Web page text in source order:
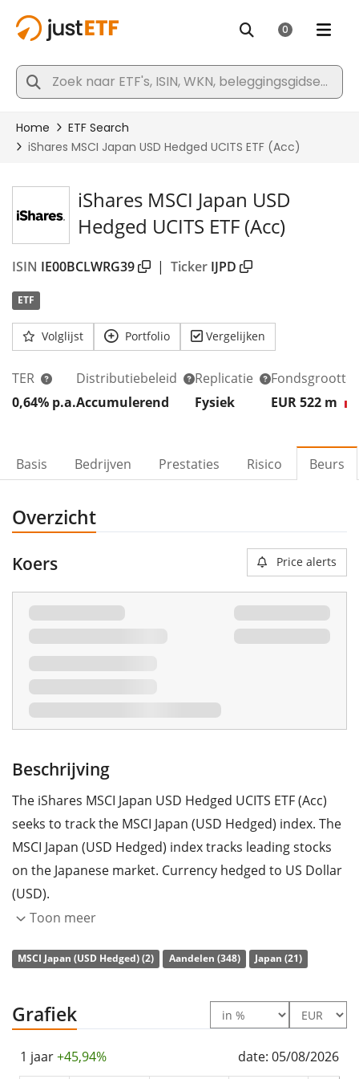
iShares MSCI Japan USD
Hedged UCITS ETF (Acc)
ISIN IE00BCLWRG39 | Ticker IJPD
ETF
Volglijst Portfolio Vergelijken
TER
0,64% p.a.
Distributiebeleid
Accumulerend
Replicatie
Fysiek
Fondsgrootte
EUR 522 m
Basis Bedrijven Prestaties Risico Beurs
Overzicht
Koers Price alerts
Beschrijving
The iShares MSCI Japan USD Hedged UCITS ETF (Acc)
seeks to track the MSCI Japan (USD Hedged) index. The
MSCI Japan (USD Hedged) index tracks leading stocks
on the Japanese market. Currency hedged to US Dollar
(USD).
p.a.. The iShares MSCI Japan USD Hedged UCITS ETF
Hedged) index. The ETF replicates the performance of
the underlying index by
sampling technique (buying a
dividends in the ETF are
Toon meer
MSCI Japan (USD Hedged) (2) Aandelen (348) Japan (21)
Grafiek
1 jaar+45,94% date: 05/08/2026